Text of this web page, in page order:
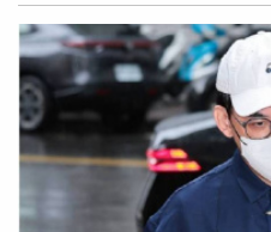
麼關係？我們沒有什麼關連
件，至少我沒有如此。」呱
主持人劉在錫，將對方比喻
佼」，引發爭議。（圖／翻攝
「外界說我有什麼負評，我
象很容易被人家認為我不OK
科，沒有被抓去關，沒 MeToo
多多愛護。」他也承諾：「